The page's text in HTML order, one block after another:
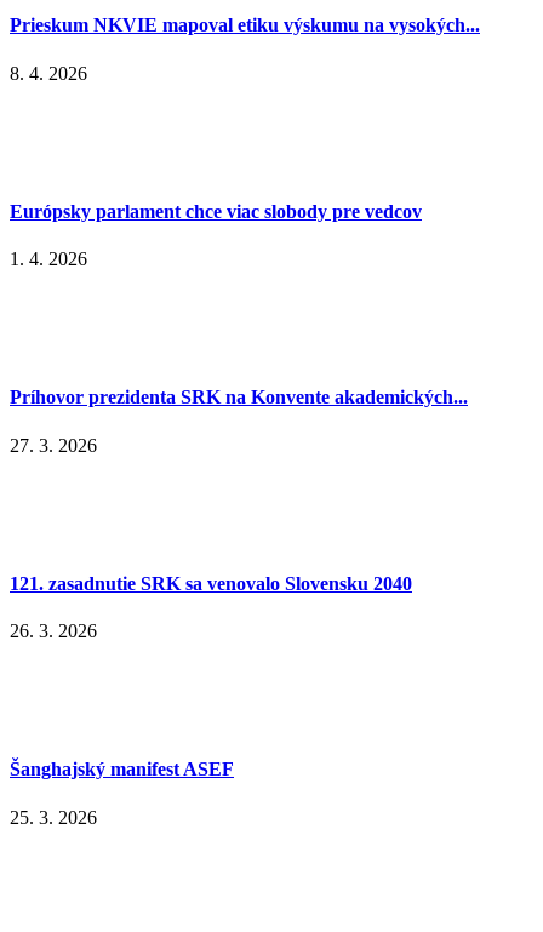
Prieskum NKVIE mapoval etiku výskumu na vysokých...
8. 4. 2026
Európsky parlament chce viac slobody pre vedcov
1. 4. 2026
Príhovor prezidenta SRK na Konvente akademických...
27. 3. 2026
121. zasadnutie SRK sa venovalo Slovensku 2040
26. 3. 2026
Šanghajský manifest ASEF
25. 3. 2026